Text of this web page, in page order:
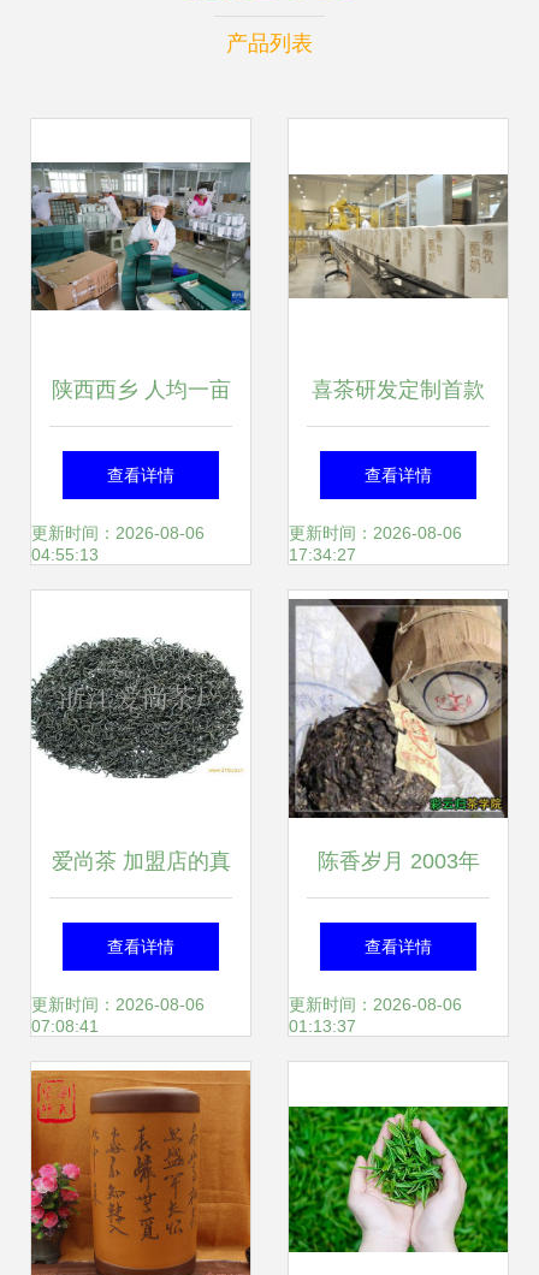
产品列表
陕西西乡 人均一亩
茶，富民美如画
查看详情
更新时间：2026-08-06
04:55:13
喜茶研发定制首款
新茶饮专用奶 从茶
叶内卷到奶源革
命，原料战进入新
高度
查看详情
更新时间：2026-08-06
17:34:27
爱尚茶 加盟店的真
实体验与茶叶品质
全解析
查看详情
更新时间：2026-08-06
07:08:41
陈香岁月 2003年
福海茶厂勐海七子
饼与玉润女儿茶探
查看详情
更新时间：2026-08-06
01:13:37